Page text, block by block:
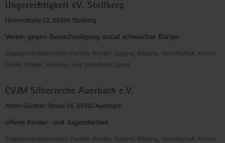
Umwelt-
und
(BUND)
e.
V.
Thalheim
Ungerechtigkeit eV. Stollberg
Herrenstraße 22, 09366 Stollberg
Verein gegen Benachteiligung sozial schwacher Bürger
Engagementbereich(e) Familie, Kinder, Jugend, Bildung, Gesellschaft, Kirche,
Politik, Pflege, Fürsorge und Selbsthilfe, Sport
für
Arbeit
soziale
Ungerechtigkeit
CVJM Silberzeche Auerbach e.V.
Anton-Günther-Straße 06, 09392 Auerbach
offene Kinder- und Jugendarbeit
Engagementbereich(e) Familie, Kinder, Jugend, Bildung, Gesellschaft, Kirche,